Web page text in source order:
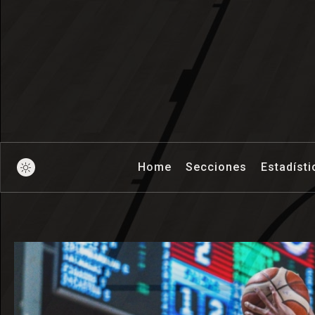
Pick And
Home Secciones